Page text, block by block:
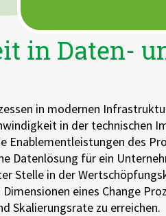
in Daten-
in modernen
in der technischen
Enablementleistungen des
Datenlösung für ein
Stelle in der
eines Change
Skalierungsrate zu erreichen.